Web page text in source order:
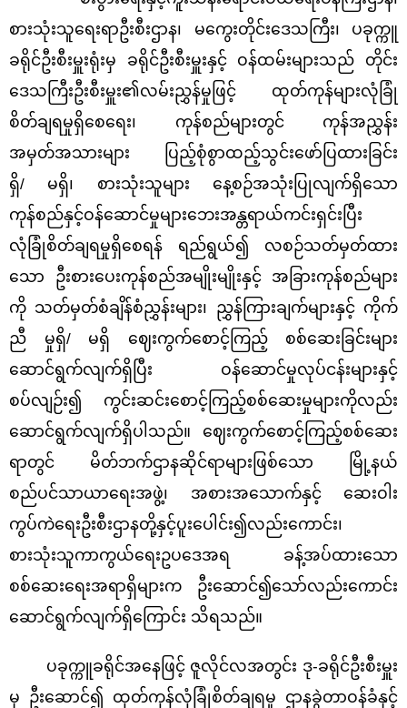
စားသုံးသူရေးရာဦးစီးဌာန၊ မကွေးတိုင်းဒေသ ကြီး၊ ပခုက္ကူ
ခရိုင်ဦးစီးမှူးရုံးမှ ခရိုင်ဦးစီးမှူးနှင့် ဝန်ထမ်းများသည် တိုင်း
ဒေသကြီးဦးစီးမှူး၏လမ်းညွှန်မှုဖြင့်
ထုတ်ကုန်များလုံခြုံ
စိတ်ချရမှုရှိစေရေး၊ ကုန်စည်များတွင် ကုန်အညွှန်း
အမှတ်အသားများ ပြည့်စုံစွာထည့်သွင်းဖော်ပြထားခြင်း
ရှိ/ မရှိ၊ စားသုံးသူများ နေ့စဉ်အသုံးပြုလျက်ရှိသော
ကုန်စည်နှင့်ဝန်ဆောင်မှုများဘေးအန္တရာယ်ကင်းရှင်းပြီး
လုံခြုံစိတ်ချရမှုရှိစေရန် ရည်ရွယ်၍ လစဉ်သတ်မှတ်ထား
သော ဦးစားပေးကုန်စည်အမျိုးမျိုးနှင့် အခြားကုန်စည်များ
ကို သတ်မှတ်စံချိန်စံညွှန်းများ၊ ညွှန်ကြားချက်များနှင့် ကိုက်
ညီ မှုရှိ/ မရှိ ဈေးကွက်စောင့်ကြည့် စစ်ဆေးခြင်းများ
ဆောင်ရွက်လျက်ရှိပြီး ဝန်ဆောင်မှုလုပ်ငန်းများနှင့်
စပ်လျဉ်း၍ ကွင်းဆင်းစောင့်ကြည့်စစ်ဆေးမှုများကိုလည်း
ဆောင်ရွက်လျက်ရှိပါသည်။ ဈေးကွက်စောင့်ကြည့်စစ်ဆေး
ရာတွင် မိတ်ဘက်ဌာနဆိုင်ရာများဖြစ်သော မြို့နယ်
စည်ပင်သာယာရေးအဖွဲ့၊ အစားအသောက်နှင့် ဆေးဝါး
ကွပ်ကဲရေးဦးစီးဌာနတို့နှင့်ပူးပေါင်း၍လည်းကောင်း၊
စားသုံးသူကာကွယ်ရေးဥပဒေအရ ခန့်အပ်ထားသော
စစ်ဆေးရေးအရာရှိများက ဦးဆောင်၍သော်လည်းကောင်း
ဆောင်ရွက်လျက်ရှိကြောင်း သိရသည်။
ပခုက္ကူခရိုင်အနေဖြင့် ဇူလိုင်လအတွင်း ဒု-ခရိုင်ဦးစီးမှူး
မှ ဦးဆောင်၍ ထုတ်ကုန်လုံခြုံစိတ်ချရမှု ဌာနခွဲတာဝန်ခံနှင့်